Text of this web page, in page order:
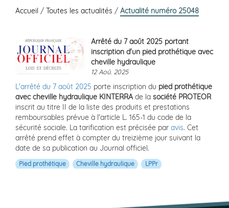
Accueil / Toutes les actualités / Actualité numéro 25048
Arrêté du 7 août 2025 portant
inscription d'un pied prothétique avec
cheville hydraulique
12 Aoû. 2025
L'arrêté du 7 août 2025 porte inscription du pied prothétique
avec cheville hydraulique KINTERRA de la société PROTEOR
inscrit au titre II de la liste des produits et prestations
remboursables prévue à l'article L. 165-1 du code de la
sécurité sociale. La tarification est précisée par avis. Cet
arrêté prend effet à compter du treizième jour suivant la
date de sa publication au Journal officiel.
Pied prothétique Cheville hydraulique LPPr